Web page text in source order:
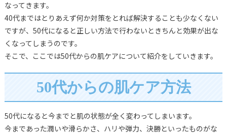
なってきます。
40代まではとりあえず何か対策をとれば解決することも少なくない
ですが、50代になると正しい方法で行わないときちんと効果が出な
くなってしまうのです。
そこで、ここでは50代からの肌ケアについて紹介をしていきます。
50代からの肌ケア方法
50代になると今までと肌の状態が全く変わってしまいます。
今まであった潤いや滑らかさ、ハリや弾力、決勝といったものがな